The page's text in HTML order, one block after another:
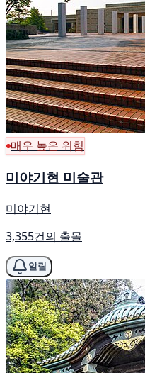
매우 높은 위험
미야기현 미술관
미야기현
3,355건의 출몰
알림